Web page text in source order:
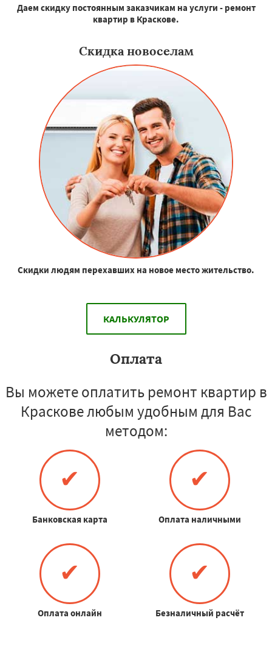
Даем скидку постоянным заказчикам на услуги - ремонт
квартир в Краскове.
Скидка новоселам
Скидки людям перехавших на новое место жительство.
КАЛЬКУЛЯТОР
Оплата
Вы можете оплатить ремонт квартир в
Краскове любым удобным для Вас
методом:
✔
Банковская карта
✔
Оплата наличными
✔
Оплата онлайн
✔
Безналичный расчёт